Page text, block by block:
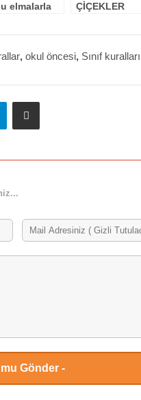
elmalarla
ÇİÇEKLER
, okul öncesi, Sınıf kuralları
Telegram